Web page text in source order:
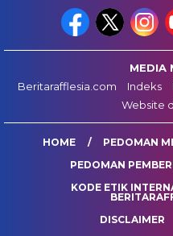
MEDIA
Beritarafflesia.com
Indeks
Website
HOME PEDOMAN
PEDOMAN
KODE ETIK
DISCLAIMER